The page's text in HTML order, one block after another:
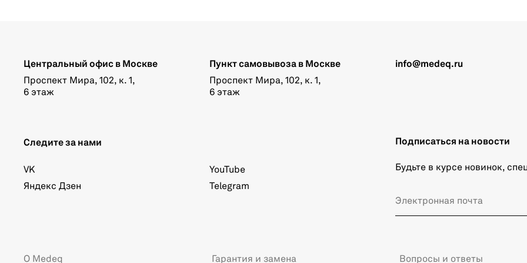
info@medeq.ru
Центральный офис в Москве
Проспект Мира, 102, к. 1,
6 этаж
Пункт самовывоза в Москве
Проспект Мира, 102, к. 1,
6 этаж
Следите за нами
VK
Яндекс Дзен
YouTube
Telegram
Подписаться на новости
Будьте в курсе новинок,
О Medeq Гарантия и замена Вопросы и ответы